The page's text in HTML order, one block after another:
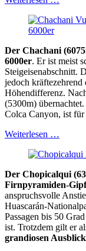
Der Chachani
6000er. Er ist meist
Steigeisenabschnitt.
jedoch
Höhendifferenz.
(5300m)
Colca Canyon, ist für
Weiterlesen …
Der Chopicalqui
Firnpyramiden-
anspruchsvolle
Huascarán-
Passagen bis 50
ist. Trotzdem gilt er
grandiosen